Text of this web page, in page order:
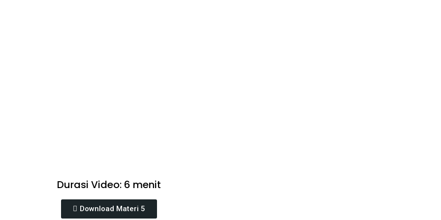
Durasi Video: 6 menit
Download Materi 5